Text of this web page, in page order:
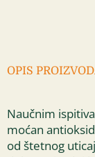
OPIS
Naučnim
moćan
od štetnog